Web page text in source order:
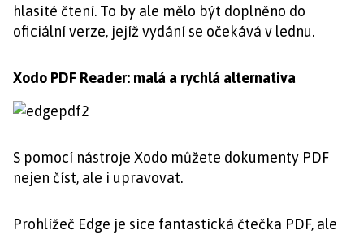
hlasité čtení. To by ale mělo být doplněno do
oficiální verze, jejíž vydání se očekává v lednu.
Xodo PDF Reader: malá a rychlá alternativa
S pomocí nástroje Xodo můžete dokumenty PDF
nejen číst, ale i upravovat.
Prohlížeč Edge je sice fantastická čtečka PDF, ale